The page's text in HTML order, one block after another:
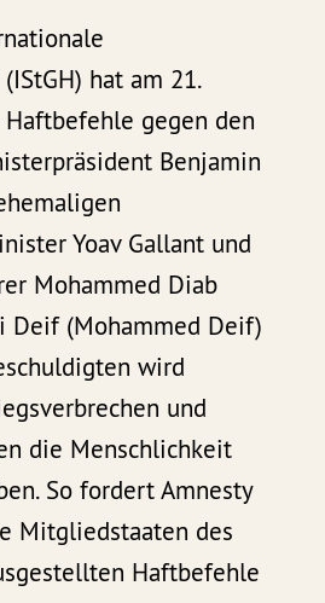
hat am 21.
gegen den
Benjamin
Yoav Gallant und
Mohammed Diab
Deif (Mohammed Deif)
wird
und
die Menschlichkeit
So fordert Amnesty
Mitgliedstaaten des
Haftbefehle